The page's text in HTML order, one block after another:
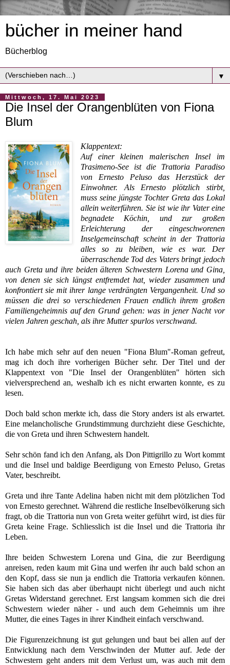
bücher in meiner hand
Bücherblog
▼
Mittwoch, 17. Mai 2023
Die Insel der Orangenblüten von Fiona
Blum
Klappentext:
Auf einer kleinen malerischen Insel im
Trasimeno-See ist die Trattoria Paradiso
von Ernesto Peluso das Herzstück der
Einwohner. Als Ernesto plötzlich stirbt,
muss seine jüngste Tochter Greta das Lokal
allein weiterführen. Sie ist wie ihr Vater eine
begnadete Köchin, und zur großen
Erleichterung der eingeschworenen
Inselgemeinschaft scheint in der Trattoria
alles so zu bleiben, wie es war. Der
überraschende Tod des Vaters bringt jedoch
auch Greta und ihre beiden älteren Schwestern Lorena und Gina,
von denen sie sich längst entfremdet hat, wieder zusammen und
konfrontiert sie mit ihrer lange verdrängten Vergangenheit. Und so
müssen die drei so verschiedenen Frauen endlich ihrem großen
Familiengeheimnis auf den Grund gehen: was in jener Nacht vor
vielen Jahren geschah, als ihre Mutter spurlos verschwand.
Ich habe mich sehr auf den neuen "Fiona Blum"-Roman gefreut,
mag ich doch ihre vorherigen Bücher sehr. Der Titel und der
Klappentext von "Die Insel der Orangenblüten" hörten sich
vielversprechend an, weshalb ich es nicht erwarten konnte, es zu
lesen.
Doch bald schon merkte ich, dass die Story anders ist als erwartet.
Eine melancholische Grundstimmung durchzieht diese Geschichte,
die von Greta und ihren Schwestern handelt.
Sehr schön fand ich den Anfang, als Don Pittigrillo zu Wort kommt
und die Insel und baldige Beerdigung von Ernesto Peluso, Gretas
Vater, beschreibt.
Greta und ihre Tante Adelina haben nicht mit dem plötzlichen Tod
von Ernesto gerechnet. Während die restliche Inselbevölkerung sich
fragt, ob die Trattoria nun von Greta weiter geführt wird, ist dies für
Greta keine Frage. Schliesslich ist die Insel und die Trattoria ihr
Leben.
Ihre beiden Schwestern Lorena und Gina, die zur Beerdigung
anreisen, reden kaum mit Gina und werfen ihr auch bald schon an
den Kopf, dass sie nun ja endlich die Trattoria verkaufen können.
Sie haben sich das aber überhaupt nicht überlegt und auch nicht
Gretas Widerstand gerechnet. Erst langsam kommen sich die drei
Schwestern wieder näher - und auch dem Geheimnis um ihre
Mutter, die eines Tages in ihrer Kindheit einfach verschwand.
Die Figurenzeichnung ist gut gelungen und baut bei allen auf der
Entwicklung nach dem Verschwinden der Mutter auf. Jede der
Schwestern geht anders mit dem Verlust um, was auch mit dem